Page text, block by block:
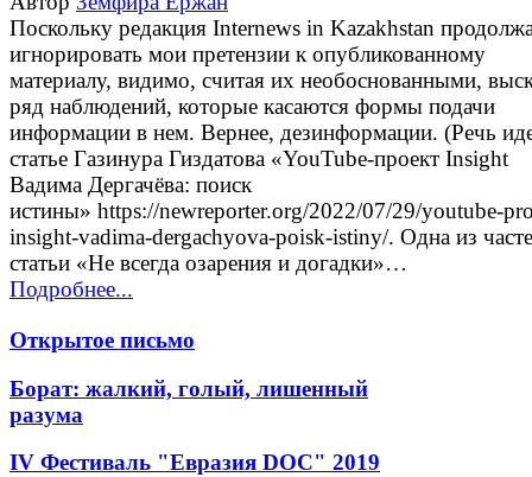
Поскольку редакция Internews in Kazakhstan
игнорировать мои претензии к опубликованному
материалу, видимо, считая их необоснованными,
ряд наблюдений, которые касаются формы подачи
информации в нем. Вернее, дезинформации. (Речь
статье Газинура Гиздатова «YouTube-проект Insight
Вадима Дергачёва: поиск
истины» https://newreporter.org/2022/07/29/youtube-
insight-vadima-dergachyova-poisk-istiny/. Одна из
статьи «Не всегда озарения и догадки»…
Подробнее...
Открытое письмо
Борат: жалкий, голый, лишенный
разума
IV Фестиваль "Евразия DOC" 2019